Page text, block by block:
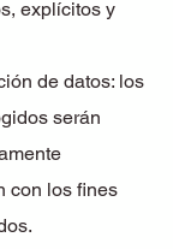
explícitos y
de datos: los
serán
con los fines